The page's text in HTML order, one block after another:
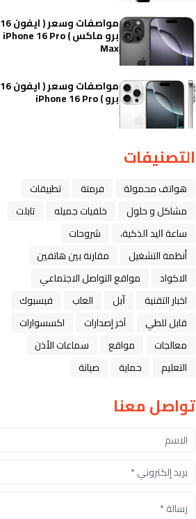
مواصفات وسعر ( ايفون 16
برو ماكس ) iPhone 16 Pro
Max
مواصفات وسعر ( ايفون 16
برو ) iPhone 16 Pro
التصنيفات
هواتف محمولة فرمتة
تطبيقات
مشاكل و حلول
خلفيات جميله
تابلت
ﺳﺎﻋﺔ ﺍﻟﻴﺪ ﺍﻟﺬﻛﻴﺔ،
شروحات
أنظمة التشغيل
مقارنة بين هاتفين
الاكواد
مواقع التواصل الاجتماعي
اخبار التقنية
ﺁﺑﻞ العاب
فيسبوك
قابل للطي
آخر إصدارات
اكسسوارات
معالجات
مواقع
سماعات الأذن
التعليم
حماية صيانة
تواصل معنا